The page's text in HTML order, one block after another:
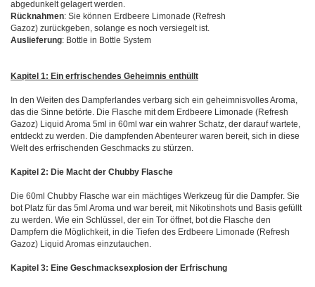
abgedunkelt gelagert werden.
Rücknahmen: Sie können Erdbeere Limonade (Refresh
Gazoz) zurückgeben, solange es noch versiegelt ist.
Auslieferung: Bottle in Bottle System
Kapitel 1: Ein erfrischendes Geheimnis enthüllt
In den Weiten des Dampferlandes verbarg sich ein geheimnisvolles Aroma,
das die Sinne betörte. Die Flasche mit dem Erdbeere Limonade (Refresh
Gazoz) Liquid Aroma 5ml in 60ml war ein wahrer Schatz, der darauf wartete,
entdeckt zu werden. Die dampfenden Abenteurer waren bereit, sich in diese
Welt des erfrischenden Geschmacks zu stürzen.
Kapitel 2: Die Macht der Chubby Flasche
Die 60ml Chubby Flasche war ein mächtiges Werkzeug für die Dampfer. Sie
bot Platz für das 5ml Aroma und war bereit, mit Nikotinshots und Basis gefüllt
zu werden. Wie ein Schlüssel, der ein Tor öffnet, bot die Flasche den
Dampfern die Möglichkeit, in die Tiefen des Erdbeere Limonade (Refresh
Gazoz) Liquid Aromas einzutauchen.
Kapitel 3: Eine Geschmacksexplosion der Erfrischung